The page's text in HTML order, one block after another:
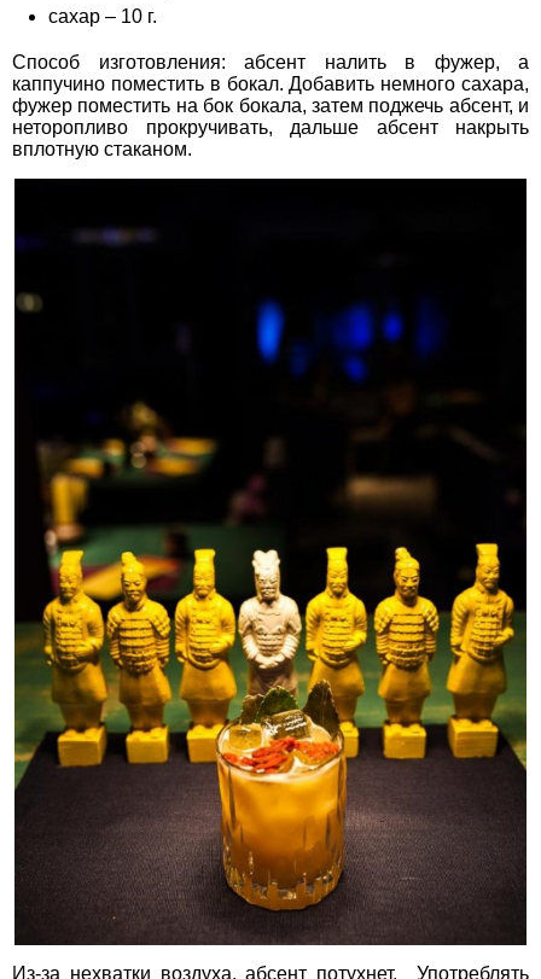
сахар – 10 г.
Способ изготовления: абсент налить в фужер, а
каппучино поместить в бокал. Добавить немного сахара,
фужер поместить на бок бокала, затем поджечь абсент, и
неторопливо прокручивать, дальше абсент накрыть
вплотную стаканом.
Из-за нехватки воздуха, абсент потухнет. Употреблять